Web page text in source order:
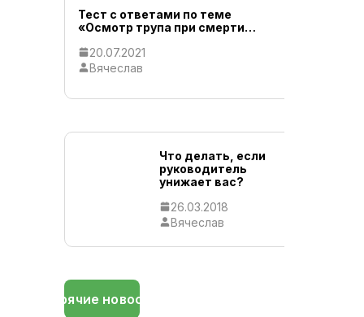
Тест с ответами по теме
«Осмотр трупа при смерти…
20.07.2021
Вячеслав
Что делать, если
руководитель
унижает вас?
26.03.2018
Вячеслав
Горячие новости